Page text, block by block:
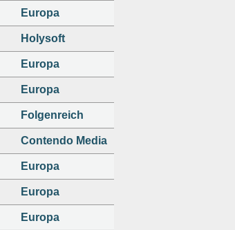
Europa
Holysoft
Europa
Europa
Folgenreich
Contendo Media
Europa
Europa
Europa